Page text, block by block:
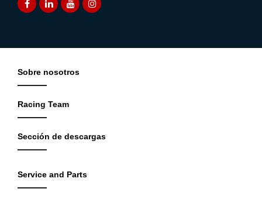
Sobre nosotros
Racing Team
Sección de descargas
Service and Parts